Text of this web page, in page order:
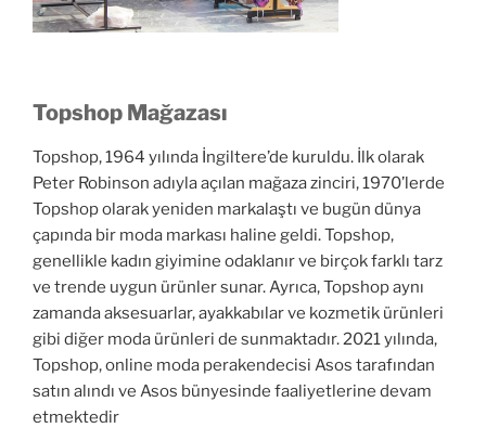
Topshop Mağazası
Topshop, 1964 yılında İngiltere’de kuruldu. İlk olarak
Peter Robinson adıyla açılan mağaza zinciri, 1970’lerde
Topshop olarak yeniden markalaştı ve bugün dünya
çapında bir moda markası haline geldi. Topshop,
genellikle kadın giyimine odaklanır ve birçok farklı tarz
ve trende uygun ürünler sunar. Ayrıca, Topshop aynı
zamanda aksesuarlar, ayakkabılar ve kozmetik ürünleri
gibi diğer moda ürünleri de sunmaktadır. 2021 yılında,
Topshop, online moda perakendecisi Asos tarafından
satın alındı ve Asos bünyesinde faaliyetlerine devam
etmektedir